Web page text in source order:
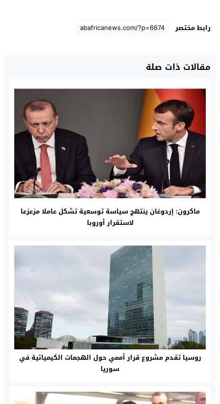
رابط مختصر
مقالات ذات صلة
ماكرون: إردوغان ينتهج سياسة توسعية تشكل عاملا مزعزعا
لاستقرار أوروبا
روسيا تقدم مشروع قرار أممي حول الهجمات الكيميائية في
سوريا